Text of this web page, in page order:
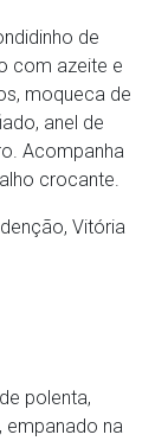
de
com azeite e
moqueca de
anel de
Acompanha
crocante.
Vitória
polenta,
na